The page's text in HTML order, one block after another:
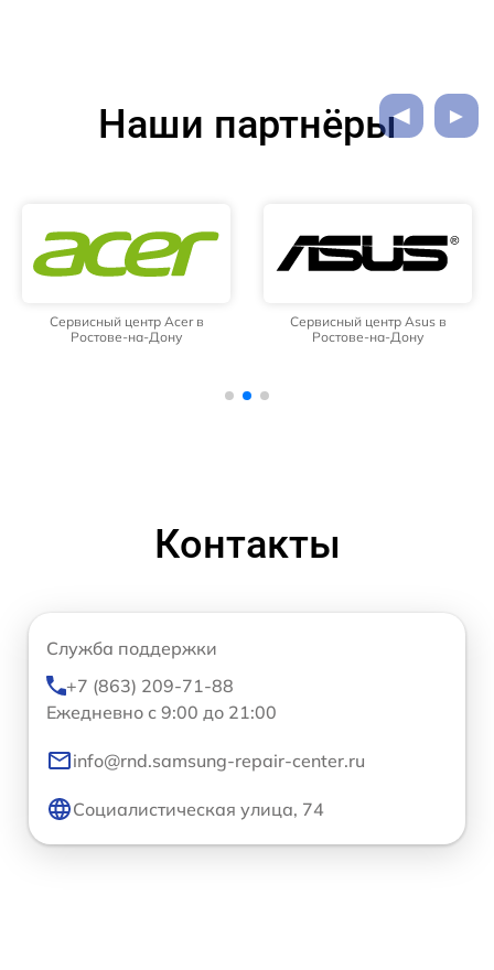
Наши партнёры
Сервисный центр Acer в
Ростове-на-Дону
Сервисный центр Asus в
Ростове-на-Дону
Контакты
Служба поддержки
+7 (863) 209-71-88
Ежедневно с 9:00 до 21:00
info@rnd.samsung-repair-center.ru
Социалистическая улица, 74